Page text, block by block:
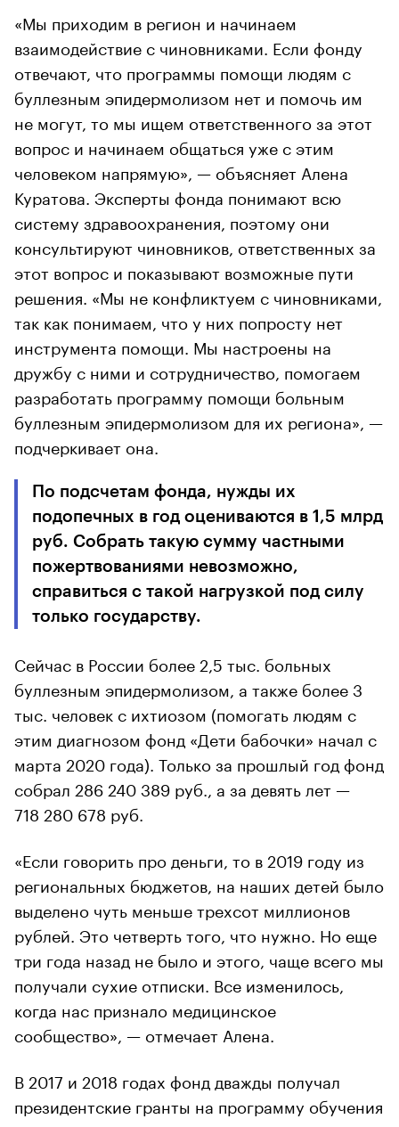
«Мы приходим в регион и начинаем
взаимодействие с чиновниками. Если фонду
отвечают, что программы помощи людям с
буллезным эпидермолизом нет и помочь им
не могут, то мы ищем ответственного за этот
вопрос и начинаем общаться уже с этим
человеком напрямую», — объясняет Алена
Куратова. Эксперты фонда понимают всю
систему здравоохранения, поэтому они
консультируют чиновников, ответственных за
этот вопрос и показывают возможные пути
решения. «Мы не конфликтуем с чиновниками,
так как понимаем, что у них попросту нет
инструмента помощи. Мы настроены на
дружбу с ними и сотрудничество, помогаем
разработать программу помощи больным
буллезным эпидермолизом для их региона», —
подчеркивает она.
По подсчетам фонда, нужды их
подопечных в год оцениваются в 1,5 млрд
руб. Собрать такую сумму частными
пожертвованиями невозможно,
справиться с такой нагрузкой под силу
только государству.
Сейчас в России более 2,5 тыс. больных
буллезным эпидермолизом, а также более 3
тыс. человек с ихтиозом (помогать людям с
этим диагнозом фонд «Дети бабочки» начал с
марта 2020 года). Только за прошлый год фонд
собрал 286 240 389 руб., а за девять лет —
718 280 678 руб.
«Если говорить про деньги, то в 2019 году из
региональных бюджетов, на наших детей было
выделено чуть меньше трехсот миллионов
рублей. Это четверть того, что нужно. Но еще
три года назад не было и этого, чаще всего мы
получали сухие отписки. Все изменилось,
когда нас признало медицинское
сообщество», — отмечает Алена.
В 2017 и 2018 годах фонд дважды получал
президентские гранты на программу обучения